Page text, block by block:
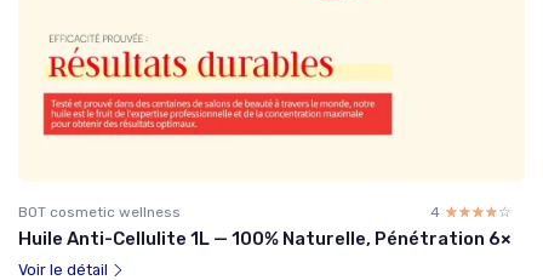
BOT cosmetic wellness 4 ☆☆☆☆☆
★★★★★
Huile Anti-Cellulite 1L — 100% Naturelle, Pénétration 6×
Voir le détail